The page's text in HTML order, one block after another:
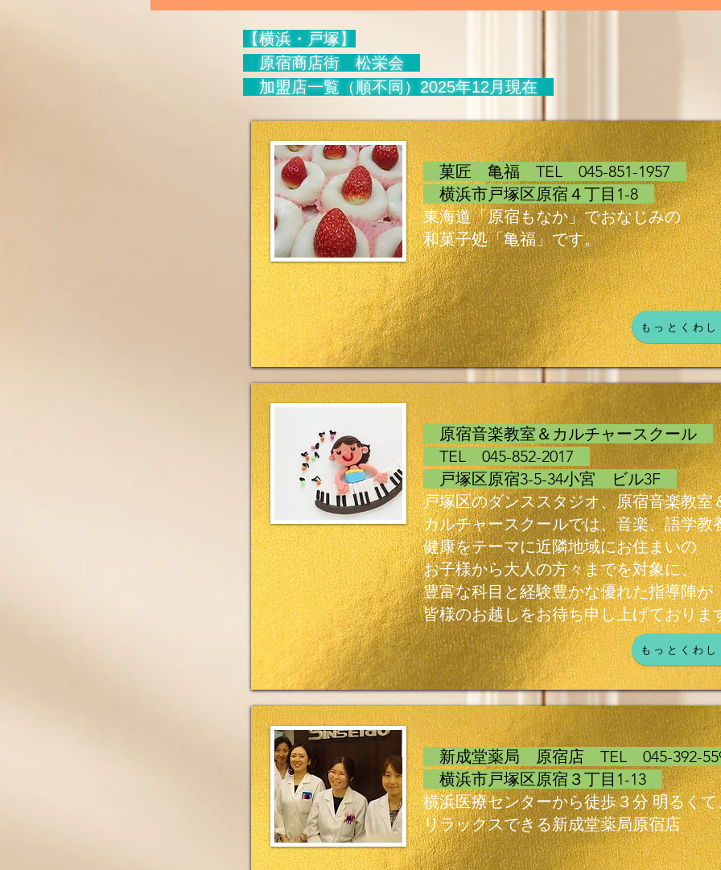
【横浜・戸塚】
原宿商店街 松栄会
加盟店一覧（順不同）2025年12月現在
菓匠 亀福 TEL 045-851-1957
横浜市戸塚区原宿４丁目1-8
東海道「原宿もなか」でおなじみの
和菓子処「亀福」です。
もっとくわ
原宿音楽教室＆カルチャースクール
TEL 045-852-2017
戸塚区原宿3-5-34小宮 ビル3F
戸塚区のダンススタジオ、原宿音楽教室
カルチャースクールでは、音楽、語学教
健康をテーマに近隣地域にお住まいの
お子様から大人の方々までを対象に、
豊富な科目と経験豊かな優れた指導陣が
皆様のお越しをお待ち申し上げておりま
もっとくわ
新成堂薬局 原宿店 TEL 045-392-
横浜市戸塚区原宿３丁目1-13
横浜医療センターから徒歩３分 明るくて
リラックスできる新成堂薬局原宿店